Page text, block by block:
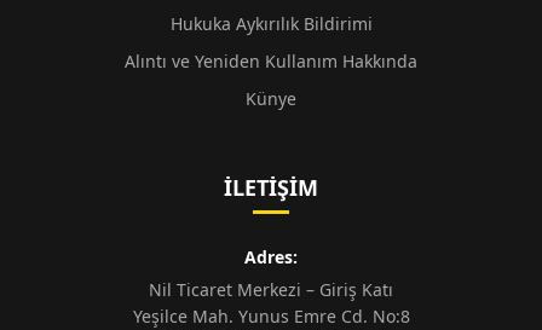
Hukuka Aykırılık Bildirimi
Alıntı ve Yeniden Kullanım Hakkında
Künye
İLETIŞIM
Adres:
Nil Ticaret Merkezi – Giriş Katı
Yeşilce Mah. Yunus Emre Cd. No:8